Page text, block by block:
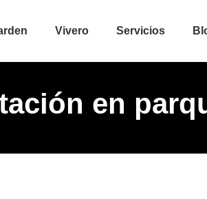
Vivero Servicios
en